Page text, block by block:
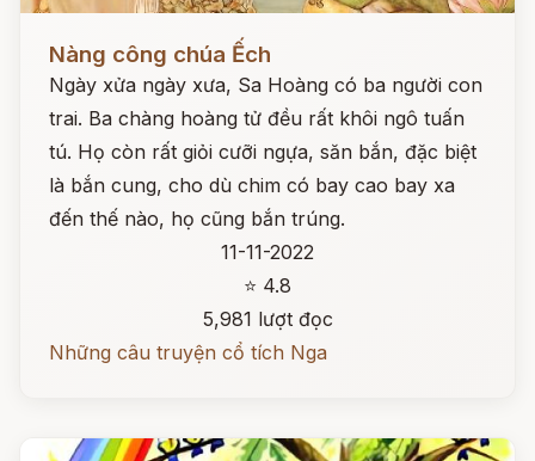
Nàng công chúa Ếch
Ngày xửa ngày xưa, Sa Hoàng có ba người con
trai. Ba chàng hoàng tử đều rất khôi ngô tuấn
tú. Họ còn rất giỏi cưỡi ngựa, săn bắn, đặc biệt
là bắn cung, cho dù chim có bay cao bay xa
đến thế nào, họ cũng bắn trúng.
11-11-2022
⭐ 4.8
5,981 lượt đọc
Những câu truyện cổ tích Nga